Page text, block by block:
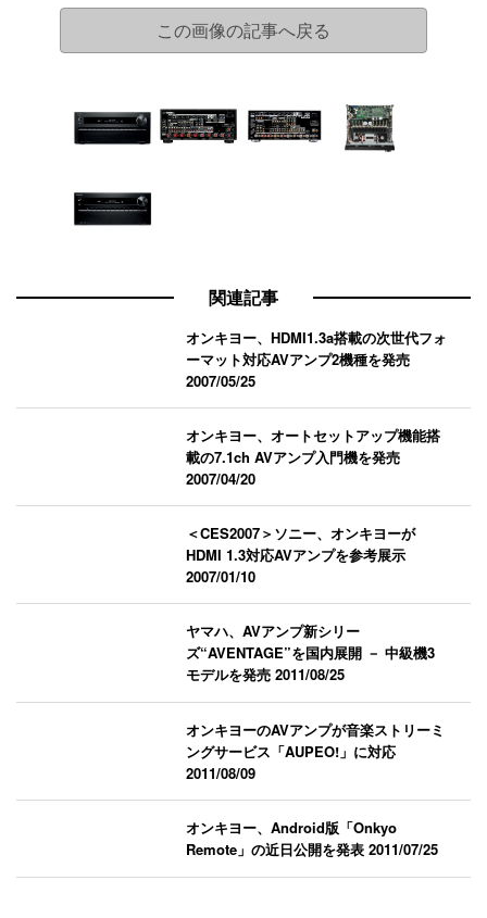
この画像の記事へ戻る
関連記事
オンキヨー、HDMI1.3a搭載の次世代フォ
ーマット対応AVアンプ2機種を発売
2007/05/25
オンキヨー、オートセットアップ機能搭
載の7.1ch AVアンプ入門機を発売
2007/04/20
＜CES2007＞ソニー、オンキヨーが
HDMI 1.3対応AVアンプを参考展示
2007/01/10
ヤマハ、AVアンプ新シリー
ズ“AVENTAGE”を国内展開 － 中級機3
モデルを発売2011/08/25
オンキヨーのAVアンプが音楽ストリーミ
ングサービス「AUPEO!」に対応
2011/08/09
オンキヨー、Android版「Onkyo
Remote」の近日公開を発表2011/07/25